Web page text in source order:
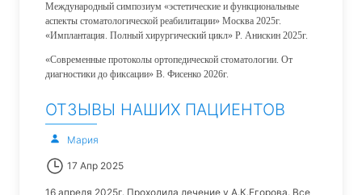
Международный симпозиум «эстетические и функциональные
аспекты стоматологической реабилитации» Москва 2025г.
«Имплантация. Полный хирургический цикл» Р. Анискин 2025г.
«Современные протоколы ортопедической стоматологии. От
диагностики до фиксации» В. Фисенко 2026г.
ОТЗЫВЫ НАШИХ ПАЦИЕНТОВ
Мария
17 Апр 2025
16 апреля 2025г. Проходила лечение у А.К.Егорова. Все